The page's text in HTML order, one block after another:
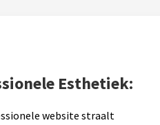
Esthetiek:
website straalt